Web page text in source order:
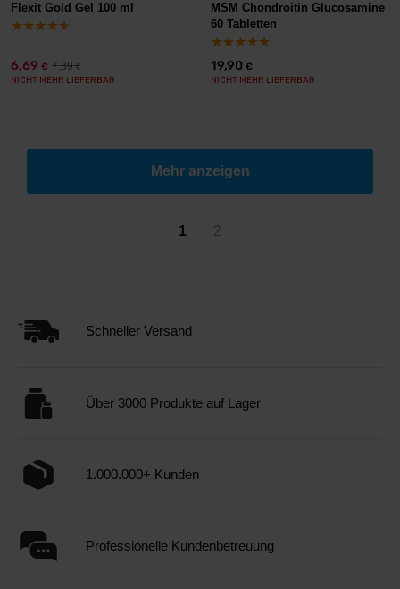
Flexit Gold Gel 100 ml
6,69 € 7,39€
NICHT MEHR LIEFERBAR
MSM Chondroitin Glucosamine
60 Tabletten
19,90 €
NICHT MEHR LIEFERBAR
Mehr anzeigen
1 2
Schneller Versand
Über 3000 Produkte auf Lager
1.000.000+ Kunden
Professionelle Kundenbetreuung